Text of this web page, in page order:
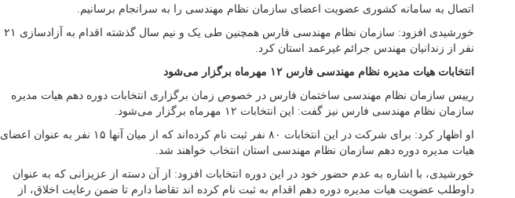
اتصال به سامانه کشوری عضویت اعضای سازمان نظام مهندسی را به سرانجام برسانیم.
خورشیدی افزود: سازمان نظام مهندسی فارس همچنین طی یک و نیم سال گذشته اقدام به آزادسازی ۲۱
نفر از زندانیان مهندس جرائم غیرعمد استان کرد.
انتخابات هیات مدیره نظام مهندسی فارس ۱۲ مهرماه برگزار می‌شود
رییس سازمان نظام مهندسی ساختمان فارس در خصوص زمان برگزاری انتخابات دوره دهم هیات مدیره
سازمان نظام مهندسی فارس نیز گفت: این انتخابات ۱۲ مهرماه برگزار می‌شود.
او اظهار کرد: برای شرکت در این انتخابات ۸۰ نفر ثبت نام کرده‌اند که از میان آنها ۱۵ نفر به عنوان اعضای
هیات مدیره دوره دهم سازمان نظام مهندسی استان انتخاب خواهند شد.
خورشیدی، با اشاره به عدم حضور خود در این دوره انتخابات افزود: از آن دسته از عزیزانی که به عنوان
داوطلب عضویت هیات مدیره دوره دهم اقدام به ثبت نام کرده اند تقاضا دارم تا ضمن رعایت اخلاق، از